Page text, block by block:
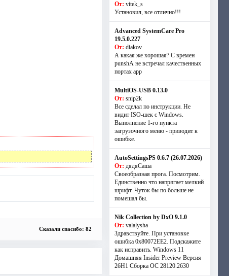
Сказали спасибо: 82
От: vitek_s
Установил, все отлично!!!
Advanced SystemCare Pro
19.5.0.227
От: diakov
А какая же хорошая? С времен
punshА не встречал качественных
портах app
MultiOS-USB 0.13.0
От: snip2k
Все сделал по инструкции. Не
видит ISO-шек с Windows.
Выполнение 1-го пункта
загрузочного меню - приводит к
ошибке.
AutoSettingsPS 0.6.7 (26.07.2026)
От: дядяСаша
Своеобразная прога. Посмотрим.
Единственно что напрягает мелкий
шрифт. Чуток бы по больше не
помешал бы.
Nik Collection by DxO 9.1.0
От: valalysha
Здравствуйте. При установке
ошибка 0х80072EE2. Подскажите
как исправить. Windows 11
Домашняя Insider Preview Версия
26H1 Сборка ОС 28120.2630